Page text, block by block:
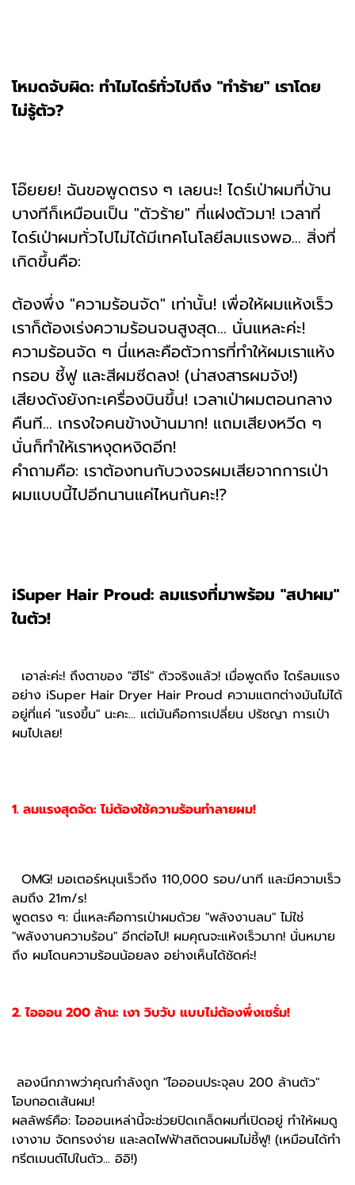
โหมดจับผิด: ทำไมไดร์ทั่วไปถึง "ทำร้าย" เราโดย
ไม่รู้ตัว?
โอ๊ยยย! ฉันขอพูดตรง ๆ เลยนะ! ไดร์เป่าผมที่บ้าน
บางทีก็เหมือนเป็น "ตัวร้าย" ที่แฝงตัวมา! เวลาที่
ไดร์เป่าผมทั่วไปไม่ได้มีเทคโนโลยีลมแรงพอ... สิ่งที่
เกิดขึ้นคือ:
ต้องพึ่ง "ความร้อนจัด" เท่านั้น! เพื่อให้ผมแห้งเร็ว
เราก็ต้องเร่งความร้อนจนสูงสุด... นั่นแหละค่ะ!
ความร้อนจัด ๆ นี่แหละคือตัวการที่ทำให้ผมเราแห้ง
กรอบ ชี้ฟู และสีผมซีดลง! (น่าสงสารผมจัง!)
เสียงดังยังกะเครื่องบินขึ้น! เวลาเป่าผมตอนกลาง
คืนที... เกรงใจคนข้างบ้านมาก! แถมเสียงหวีด ๆ
นั่นก็ทำให้เราหงุดหงิดอีก!
คำถามคือ: เราต้องทนกับวงจรผมเสียจากการเป่า
ผมแบบนี้ไปอีกนานแค่ไหนกันคะ!?
iSuper Hair Proud: ลมแรงที่มาพร้อม "สปาผม"
ในตัว!
เอาล่ะค่ะ! ถึงตาของ "ฮีโร่" ตัวจริงแล้ว! เมื่อพูดถึง ไดร์ลมแรง
อย่าง iSuper Hair Dryer Hair Proud ความแตกต่างมันไม่ได้
อยู่ที่แค่ "แรงขึ้น" นะคะ... แต่มันคือการเปลี่ยน ปรัชญา การเป่า
ผมไปเลย!
1. ลมแรงสุดจัด: ไม่ต้องใช้ความร้อนทำลายผม!
OMG! มอเตอร์หมุนเร็วถึง 110,000 รอบ/นาที และมีความเร็ว
ลมถึง 21m/s!
พูดตรง ๆ: นี่แหละคือการเป่าผมด้วย "พลังงานลม" ไม่ใช่
"พลังงานความร้อน" อีกต่อไป! ผมคุณจะแห้งเร็วมาก! นั่นหมาย
ถึง ผมโดนความร้อนน้อยลง อย่างเห็นได้ชัดค่ะ!
2. ไอออน 200 ล้าน: เงา วิบวับ แบบไม่ต้องพึ่งเซรั่ม!
ลองนึกภาพว่าคุณกำลังถูก "ไอออนประจุลบ 200 ล้านตัว"
โอบกอดเส้นผม!
ผลลัพธ์คือ: ไอออนเหล่านี้จะช่วยปิดเกล็ดผมที่เปิดอยู่ ทำให้ผมดู
เงางาม จัดทรงง่าย และลดไฟฟ้าสถิตจนผมไม่ชี้ฟู! (เหมือนได้ทำ
ทรีตเมนต์ไปในตัว... อิอิ!)